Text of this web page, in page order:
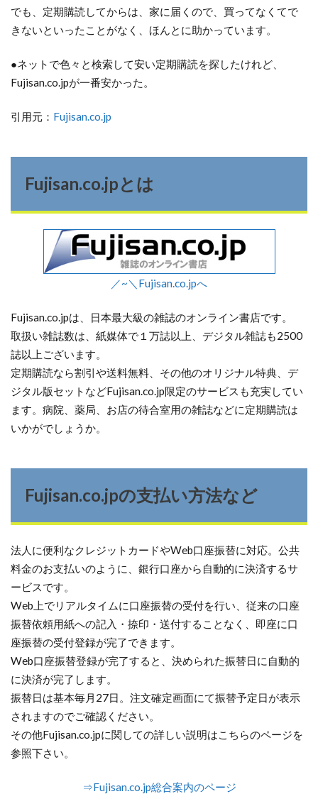
でも、定期購読してからは、家に届くので、買ってなくてで
きないといったことがなく、ほんとに助かっています。
●ネットで色々と検索して安い定期購読を探したけれど、
Fujisan.co.jpが一番安かった。
引用元： Fujisan.co.jp
Fujisan.co.jpとは
／~＼Fujisan.co.jpへ
Fujisan.co.jpは、日本最大級の雑誌のオンライン書店です。
取扱い雑誌数は、紙媒体で１万誌以上、デジタル雑誌も2500
誌以上ございます。
定期購読なら割引や送料無料、その他のオリジナル特典、デ
ジタル版セットなどFujisan.co.jp限定のサービスも充実してい
ます。病院、薬局、お店の待合室用の雑誌などに定期購読は
いかがでしょうか。
Fujisan.co.jpの支払い方法など
法人に便利なクレジットカードやWeb口座振替に対応。公共
料金のお支払いのように、銀行口座から自動的に決済するサ
ービスです。
Web上でリアルタイムに口座振替の受付を行い、従来の口座
振替依頼用紙への記入・捺印・送付することなく、即座に口
座振替の受付登録が完了できます。
Web口座振替登録が完了すると、決められた振替日に自動的
に決済が完了します。
振替日は基本毎月27日。注文確定画面にて振替予定日が表示
されますのでご確認ください。
その他Fujisan.co.jpに関しての詳しい説明はこちらのページを
参照下さい。
⇒Fujisan.co.jp総合案内のページ